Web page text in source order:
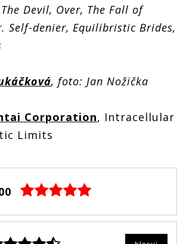
Devil, Over, The Fall of
Self-denier, Equilibristic Brides,
, foto: Jan Nožička
Corporation, Intracellular
Limits